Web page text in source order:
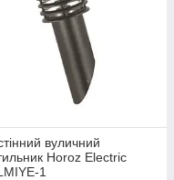
вуличний
Horoz Electric
1